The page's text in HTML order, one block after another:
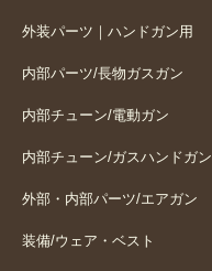
外装パーツ｜ハンドガン用
内部パーツ/長物ガスガン
内部チューン/電動ガン
内部チューン/ガスハンドガン
外部・内部パーツ/エアガン
装備/ウェア・ベスト